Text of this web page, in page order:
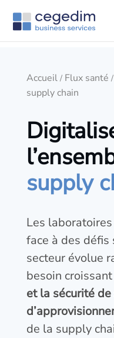
Accueil/ Flux santé /
supply chain
supply
Les
face à des défis
secteur évolue
besoin croissant
et la sécurité de
de la supply